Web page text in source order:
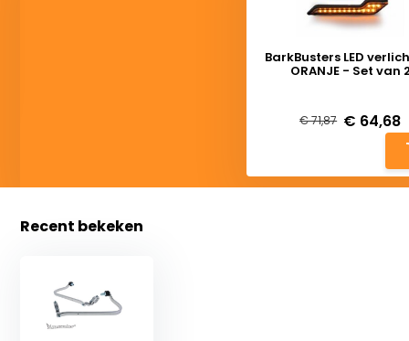
BarkBusters LED
ORANJE - Set van
€ 71,87 € 64,68
Recent bekeken